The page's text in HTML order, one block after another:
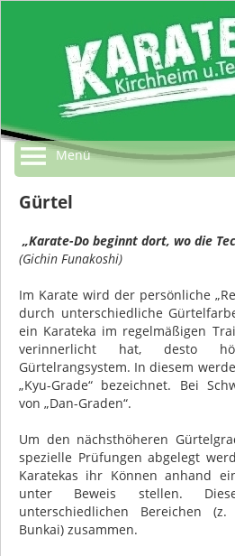
Menü
Gürtel
„Karate-Do beginnt dort, wo die
(Gichin Funakoshi)
Im Karate wird der persönliche
durch unterschiedliche
ein Karateka im regelmäßigen
verinnerlicht hat, desto
Gürtelrangsystem. In diesem
„Kyu-Grade“ bezeichnet. Bei
von „Dan-Graden“.
Um den nächsthöheren
spezielle Prüfungen abgelegt
Karatekas ihr Können anhand
unter Beweis stellen.
unterschiedlichen Bereichen
Bunkai) zusammen.